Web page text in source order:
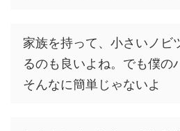
家族を持って、小さいノビ
るのも良いよね。でも僕の
そんなに簡単じゃないよ